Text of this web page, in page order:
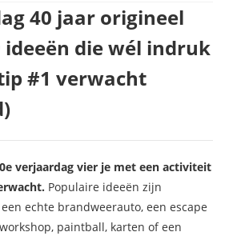
40 jaar origineel
ideeën die wél indruk
#1 verwacht
verjaardag vier je met een activiteit
Populaire ideeën zijn
echte brandweerauto, een escape
paintball, karten of een